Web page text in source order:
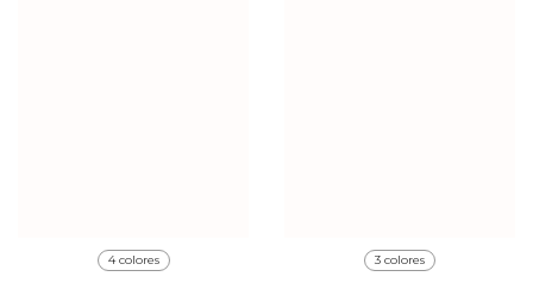
4 colores 3 colores